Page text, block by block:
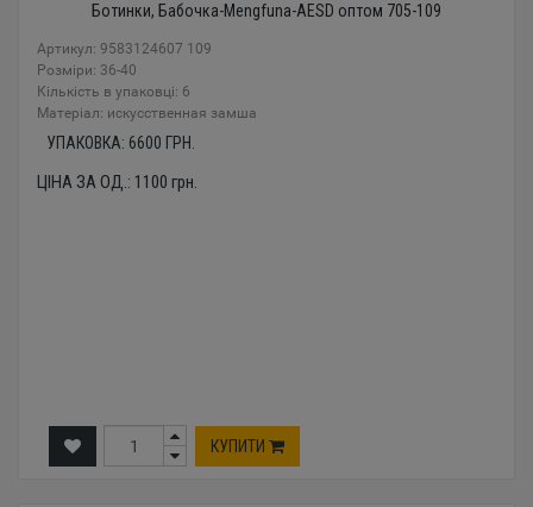
Ботинки, Бабочка-Mengfuna-AESD оптом 705-109
Артикул: 9583124607 109
Розміри: 36-40
Кількість в упаковці: 6
Mатеріал: искусственная замша
УПАКОВКА: 6600 ГРН.
ЦІНА ЗА ОД.: 1100 грн.
КУПИТИ